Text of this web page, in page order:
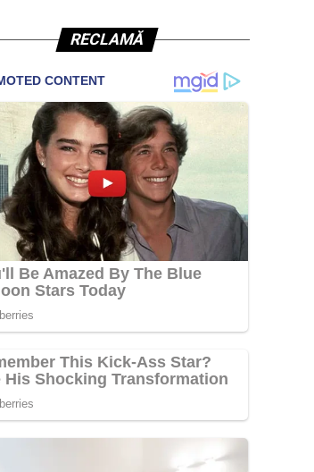
RECLAMĂ